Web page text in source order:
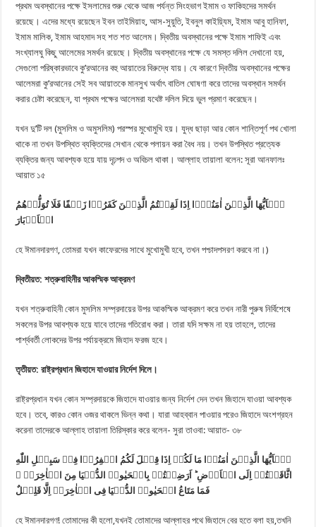
প্রথম অবস্থানের পক্ষে ইসলামের শুরু থেকে আজ পর্যন্ত সিংহভাগ ইমাম ও ফাকিহদের সমর্থন
রয়েছে। এদের মধ্যে রয়েছেন ইবন তাইমিয়াহ, আস-সুয়ুতি, ইবনুল কাইয়্যিম, ইমাম আবু হানিফা,
ইমাম মালিক, ইমাম আহমাদ সহ শত শত আলেম। দ্বিতীয় অবস্থানের পক্ষে ইমাম শাফিই এবং
সংখ্যালঘু কিছু আলেমের সমর্থন রয়েছে। দ্বিতীয় অবস্থানের পক্ষে যে সমস্ত দলিল দেখানো হয়,
সেগুলো পরিষ্কারভাবে কু’রআনের বহু আয়াতের বিরুদ্ধে যায়। যে কারণে দ্বিতীয় অবস্থানের পক্ষের
আলেমরা কু’রআনের সেই সব আয়াতকে মানসুখ অর্থাৎ বাতিল ঘোষণা করে তাদের অবস্থান সমর্থন
করার চেষ্টা করেছেন, যা প্রথম পক্ষের আলেমরা যথেষ্ট দলিল দিয়ে ভুল প্রমাণ করেছেন।
যখন দু’টি দল (মুসলিম ও অমুসলিম) পরস্পর মুখোমুখি হয়। যুদ্ধ ছাড়া আর কোন শান্তিপূর্ণ পথ খোলা
থাকে না তখন উপস্থিত ব্যক্তিদের সেখান থেকে পলায়ন করা বৈধ নয়। তখন উপস্থিত প্রত্যেক
ব্যক্তির জন্য আবশ্যক হয়ে যায় দৃঢ়পদ ও অবিচল থাকা। আল্লাহ তায়ালা বলেন: সূরা আনফালঃ
আয়াত ১৫
یٰۤاَیُّهَا الَّذِیۡنَ اٰمَنُوۡۤا اِذَا لَقِیۡتُمُ الَّذِیۡنَ کَفَرُوۡا زَحۡفًا فَلَا تُوَلُّوۡهُمُ
الۡاَدۡبَارَ
হে ঈমানদারগণ, তোমরা যখন কাফেরদের সাথে মুখোমুখী হবে, তখন পশ্চাদপসরণ করবে না।)
দ্বিতীয়ত: শত্রুবাহিনীর আকস্মিক আক্রমণ
যখন শত্রুবাহিনী কোন মুসলিম সম্প্রদায়ের উপর আকস্মিক আক্রমণ করে তখন নারী পুরুষ নির্বিশেষে
সকলের উপর আবশ্যক হয়ে যাবে তাদের গতিরোধ করা। তারা যদি সক্ষম না হয় তাহলে, তাদের
পার্শ্ববর্তী লোকদের উপর পর্যায়ক্রমে জিহাদ ফরজ হবে।
তৃতীয়ত: রাষ্ট্রপ্রধান জিহাদে যাওয়ার নির্দেশ দিলে।
রাষ্ট্রপ্রধান যখন কোন সম্প্রদায়কে জিহাদে যাওয়ার জন্য নির্দেশ দেন তখন জিহাদে যাওয়া আবশ্যক
হবে। তবে, কারও কোন ওজর থাকলে ভিন্ন কথা। যারা আহব্বান পাওয়ার পরেও জিহাদে অংশগ্রহন
করেনা তাদেরকে আল্লাহ তায়ালা তিরিস্কার করে বলেন- সুরা তাওবা: আয়াত- ৩৮
یٰۤاَیُّهَا الَّذِیۡنَ اٰمَنُوۡا مَا لَکُمۡ اِذَا قِیۡلَ لَکُمُ انۡفِرُوۡا فِیۡ سَبِیۡلِ اللّٰهِ
اثَّاقَلۡتُمۡ اِلَی الۡاَرۡضِ اَرَضِیۡتُمۡ بِالۡحَیٰوۃِ الدُّنۡیَا مِنَ
الۡاٰخِرَۃِ
فَمَا مَتَاعُ الۡحَیٰوۃِ الدُّنۡیَا فِی الۡاٰخِرَۃِ اِلَّا قَلِیۡلٌ
হে ঈমানদারগণ! তোমাদের কী হলো,যখনই তোমাদের আল্লাহর পথে জিহাদে বের হতে বলা হয়,তখনি